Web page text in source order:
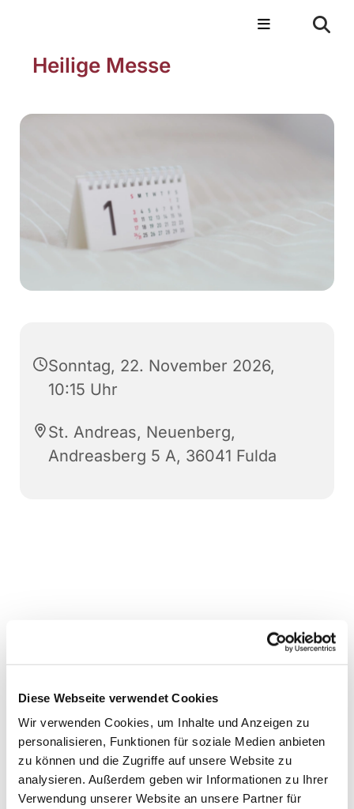
Diese Webseite verwendet Cookies
Wir verwenden Cookies, um Inhalte und Anzeigen zu
personalisieren, Funktionen für soziale Medien anbieten
zu können und die Zugriffe auf unsere Website zu
analysieren. Außerdem geben wir Informationen zu Ihrer
Verwendung unserer Website an unsere Partner für
Heilige Messe
Sonntag, 22. November 2026,
10:15 Uhr
St. Andreas, Neuenberg,
Andreasberg 5 A, 36041 Fulda